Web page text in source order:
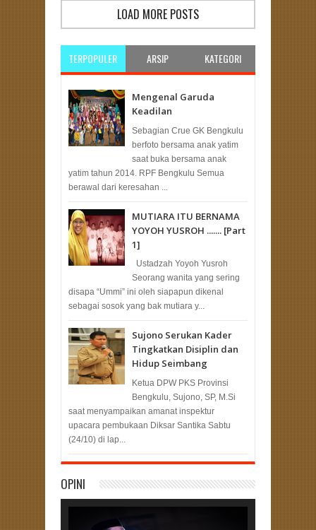
LOAD MORE POSTS
TERPOPULER ARSIP KATEGORI
Mengenal Garuda
Keadilan
Sebagian Crue GK Bengkulu
berfoto bersama anak yatim
saat buka bersama anak
yatim tahun 2014. RPF Bengkulu Semua
berawal dari keresahan ...
MUTIARA ITU BERNAMA
YOYOH YUSROH ....... [Part
1]
Ustadzah Yoyoh Yusroh
Seorang wanita yang sering
disapa “Ummi” ini oleh siapapun dikenal
sebagai sosok yang bak mutiara y...
Sujono Serukan Kader
Tingkatkan Disiplin dan
Hidup Seimbang
Ketua DPW PKS Provinsi
Bengkulu, Sujono, SP, M.Si
saat menyampaikan amanat inspektur
upacara pembukaan Diksar Santika Sabtu
(24/10) di lap...
OPINI